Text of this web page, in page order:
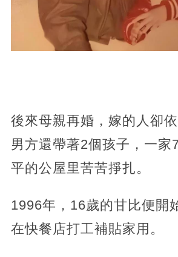
後來母親再婚，嫁的人卻依
男方還帶著2個孩子，一家
平的公屋里苦苦掙扎。
1996年，16歲的甘比便開
在快餐店打工補貼家用。